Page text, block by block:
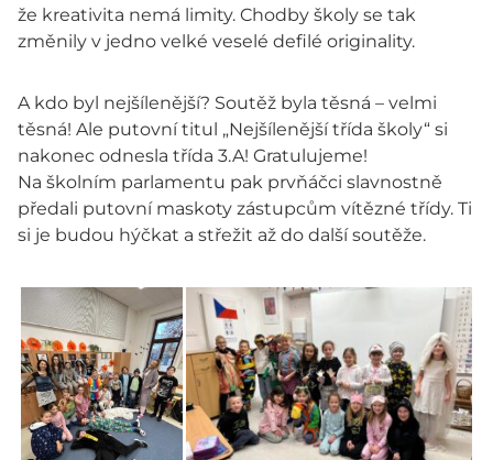
že kreativita nemá limity. Chodby školy se tak
změnily v jedno velké veselé defilé originality.
A kdo byl nejšílenější? Soutěž byla těsná – velmi
těsná! Ale putovní titul „Nejšílenější třída školy“ si
nakonec odnesla třída 3.A! Gratulujeme!
Na školním parlamentu pak prvňáčci slavnostně
předali putovní maskoty zástupcům vítězné třídy. Ti
si je budou hýčkat a střežit až do další soutěže.